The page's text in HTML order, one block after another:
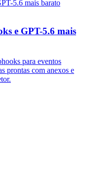
e GPT-5.6 mais
para eventos
prontas com anexos e